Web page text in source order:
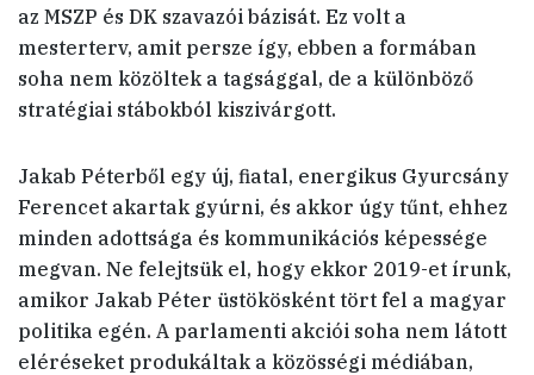
az MSZP és DK szavazói bázisát. Ez volt a
mesterterv, amit persze így, ebben a formában
soha nem közöltek a tagsággal, de a különböző
stratégiai stábokból kiszivárgott.
Jakab Péterből egy új, fiatal, energikus Gyurcsány
Ferencet akartak gyúrni, és akkor úgy tűnt, ehhez
minden adottsága és kommunikációs képessége
megvan. Ne felejtsük el, hogy ekkor 2019-et írunk,
amikor Jakab Péter üstökösként tört fel a magyar
politika egén. A parlamenti akciói soha nem látott
eléréseket produkáltak a közösségi médiában,